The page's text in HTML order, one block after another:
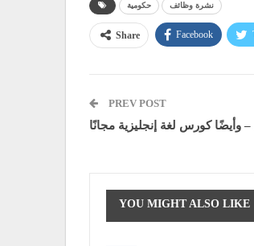
حكومية نشرة وظائف
Share Facebook
PREV POST
كورس لغة إنجليزية مجانًا
YOU MIGHT ALSO LIKE